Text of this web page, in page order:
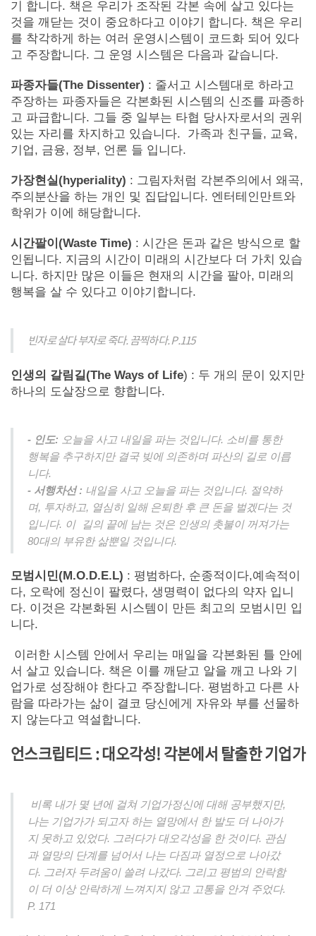
기 합니다. 책은 우리가 조작된 각본 속에 살고 있다는
것을 깨닫는 것이 중요하다고 이야기 합니다. 책은 우리
를 착각하게 하는 여러 운영시스템이 코드화 되어 있다
고 주장합니다. 그 운영 시스템은 다음과 같습니다.
파종자들(The Dissenter) : 줄서고 시스템대로 하라고
주장하는 파종자들은 각본화된 시스템의 신조를 파종하
고 파급합니다. 그들 중 일부는 타협 당사자로서의 권위
있는 자리를 차지하고 있습니다. 가족과 친구들, 교육,
기업, 금융, 정부, 언론 들 입니다.
가장현실(hyperiality) : 그림자처럼 각본주의에서 왜곡,
주의분산을 하는 개인 및 집답입니다. 엔터테인만트와
학위가 이에 해당합니다.
시간팔이(Waste Time) : 시간은 돈과 같은 방식으로 할
인됩니다. 지금의 시간이 미래의 시간보다 더 가치 있습
니다. 하지만 많은 이들은 현재의 시간을 팔아, 미래의
행복을 살 수 있다고 이야기합니다.
빈자로 살다 부자로 죽다. 끔찍하다. P.115
인생의 갈림길(The Ways of Life) : 두 개의 문이 있지만
하나의 도살장으로 향합니다.
- 인도: 오늘을 사고 내일을 파는 것입니다. 소비를 통한
행복을 추구하지만 결국 빚에 의존하며 파산의 길로 이릅
니다.
- 서행차선 : 내일을 사고 오늘을 파는 것입니다. 절약하
며, 투자하고, 열심히 일해 은퇴한 후 큰 돈을 벌겠다는 것
입니다. 이
길의 끝에 남는 것은 인생의 촛불이 꺼져가는
80대의 부유한 삶뿐일 것입니다.
모범시민(M.O.D.E.L) : 평범하다, 순종적이다,예속적이
다, 오락에 정신이 팔렸다, 생명력이 없다의 약자 입니
다. 이것은 각본화된 시스템이 만든 최고의 모범시민 입
니다.
이러한 시스템 안에서 우리는 매일을 각본화된 틀 안에
서 살고 있습니다. 책은 이를 깨닫고 알을 깨고 나와 기
업가로 성장해야 한다고 주장합니다. 평범하고 다른 사
람을 따라가는 삶이 결코 당신에게 자유와 부를 선물하
지 않는다고 역설합니다.
언스크립티드 : 대오각성! 각본에서 탈출한 기업가
비록 내가 몇 년에 걸쳐 기업가정신에 대해 공부했지만,
나는 기업가가 되고자 하는 열망에서 한 발도 더 나아가
지 못하고 있었다. 그러다가 대오각성을 한 것이다. 관심
과 열망의 단계를 넘어서 나는 다짐과 열정으로 나아갔
다. 그러자 두려움이 쓸려 나갔다. 그리고 평범의 안락함
이 더 이상 안락하게 느껴지지 않고 고통을 안겨 주었다.
P. 171